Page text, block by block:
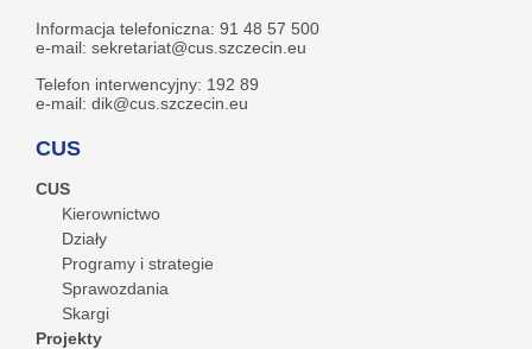
Informacja telefoniczna: 91 48 57 500
e-mail: sekretariat@cus.szczecin.eu
Telefon interwencyjny: 192 89
e-mail: dik@cus.szczecin.eu
CUS
CUS
Kierownictwo
Działy
Programy i strategie
Sprawozdania
Skargi
Projekty